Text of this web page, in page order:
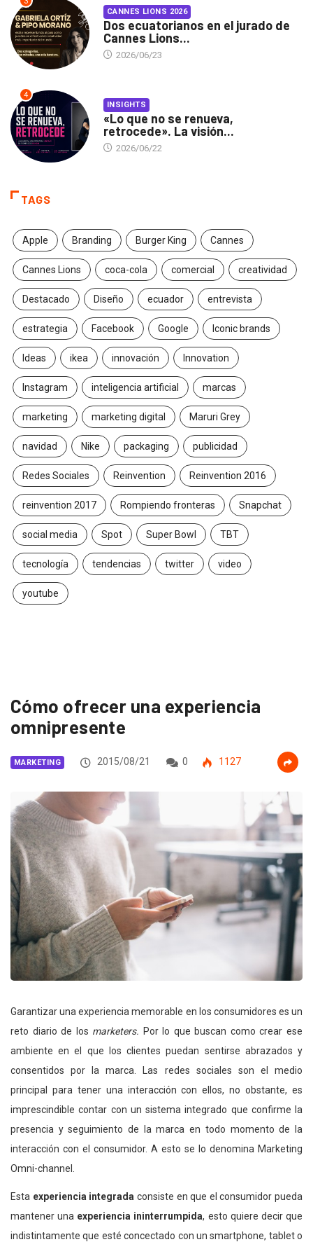
CANNES LIONS 2026
Dos ecuatorianos en el jurado de
Cannes Lions...
2026/06/23
4
INSIGHTS
«Lo que no se renueva,
retrocede». La visión...
2026/06/22
TAGS
Apple Branding Burger King Cannes
Cannes Lions coca-cola comercial creatividad
Destacado Diseño ecuador entrevista
estrategia Facebook Google Iconic brands
Ideas ikea innovación Innovation
Instagram inteligencia artificial marcas
marketing marketing digital Maruri Grey
navidad Nike packaging publicidad
Redes Sociales Reinvention Reinvention 2016
reinvention 2017 Rompiendo fronteras Snapchat
social media Spot Super Bowl TBT
tecnología tendencias twitter video
youtube
Cómo ofrecer una experiencia
omnipresente
MARKETING 2015/08/21 0 1127
Garantizar una experiencia memorable en los consumidores es un
reto diario de los marketers. Por lo que buscan como crear ese
ambiente en el que los clientes puedan sentirse abrazados y
consentidos por la marca. Las redes sociales son el medio
principal para tener una interacción con ellos, no obstante, es
imprescindible contar con un sistema integrado que confirme la
presencia y seguimiento de la marca en todo momento de la
interacción con el consumidor. A esto se lo denomina Marketing
Omni-channel.
Esta experiencia integrada consiste en que el consumidor pueda
mantener una experiencia ininterrumpida, esto quiere decir que
indistintamente que esté concectado con un smartphone, tablet o